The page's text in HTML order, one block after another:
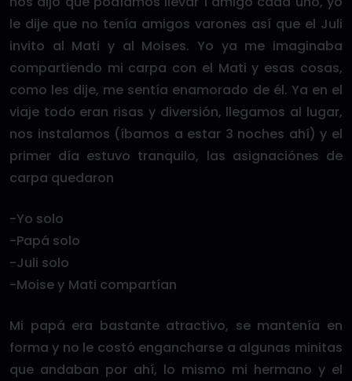
le dije que no tenía amigos varones así que el Juli
invito al Mati y al Moises. Yo ya me imaginaba
compartiendo mi carpa con el Mati y esas cosas,
como les dije, me sentía enamorado de él. Ya en el
viaje todo eran risas y diversión, llegamos al lugar,
nos instalamos (íbamos a estar 3 noches ahí) y el
primer día estuvo tranquilo, las asignaciónes de
carpa quedaron
-Yo solo
-Papá solo
-Juli solo
-Moise y Mati compartían
Mi papá era bastante atractivo, se mantenía en
forma y no le costó engancharse a algunas minitas
que andaban por ahí, lo mismo mi hermano y el